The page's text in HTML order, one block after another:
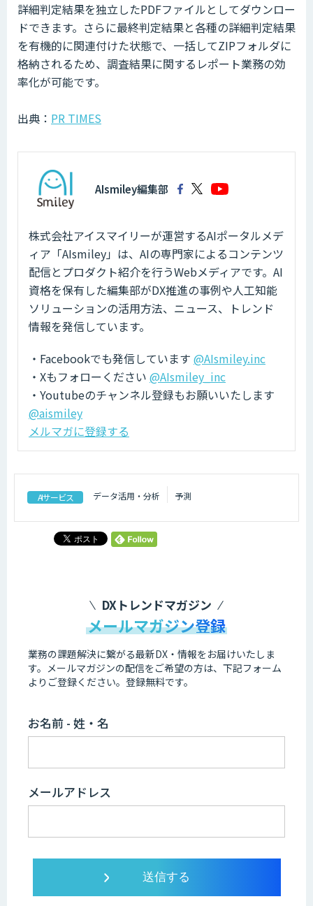
詳細判定結果を独立したPDFファイルとしてダウンロー
ドできます。さらに最終判定結果と各種の詳細判定結果
を有機的に関連付けた状態で、一括してZIPフォルダに
格納されるため、調査結果に関するレポート業務の効
率化が可能です。
出典： PR TIMES
AIsmiley編集部
株式会社アイスマイリーが運営するAIポータルメデ
ィア「AIsmiley」は、AIの専門家によるコンテンツ
配信とプロダクト紹介を行うWebメディアです。AI
資格を保有した編集部がDX推進の事例や人工知能
ソリューションの活用方法、ニュース、トレンド
情報を発信しています。
・Facebookでも発信しています @AIsmiley.inc
・Xもフォローください @AIsmiley_inc
・Youtubeのチャンネル登録もお願いいたします
@aismiley
メルマガに登録する
AIサービス データ活用・分析 予測
DXトレンドマガジン
メールマガジン登録
業務の課題解決に繋がる最新DX・情報をお届けいたしま
す。 メールマガジンの配信をご希望の方は、下記フォーム
よりご登録ください。登録無料です。
お名前 - 姓・名
メールアドレス